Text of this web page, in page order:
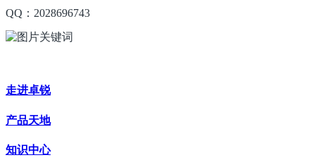
QQ：2028696743
走进卓锐
产品天地
知识中心